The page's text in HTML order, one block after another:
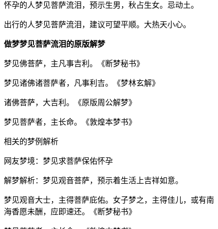
怀孕的人梦见菩萨流泪，预示生男，秋占生女。忌动土。
出行的人梦见菩萨流泪，建议可望平顺。大热天小心。
做梦梦见菩萨流泪的原版解梦
梦见佛菩萨，主凡事吉利。《断梦秘书》
梦见诸佛诸菩萨者，凡事利吉。《梦林玄解》
诸佛菩萨，大吉利。《原版周公解梦》
梦见菩萨者，主长命。《敦煌本梦书》
相关的梦例解析
网友梦境：梦见求菩萨保佑怀孕
解梦解析：梦见观音菩萨，预示着生活上吉祥如意。
梦见观音大士，主得菩萨庇佑。女子梦之，主得佳儿，或有南
海香愿未酬，应即速还。《断梦秘书》